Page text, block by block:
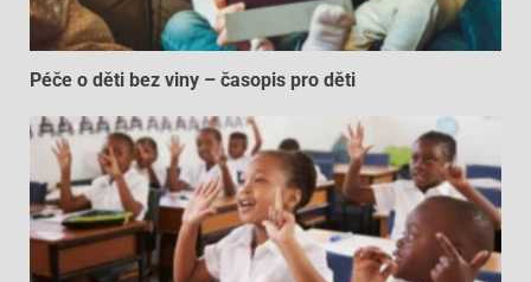
Péče o děti bez viny – časopis pro děti